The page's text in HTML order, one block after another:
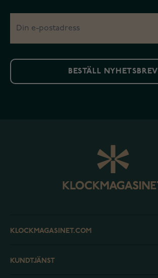
BESTÄLL NYHETSBREV
KLOCKMAGASINET.COM
KUNDTJÄNST